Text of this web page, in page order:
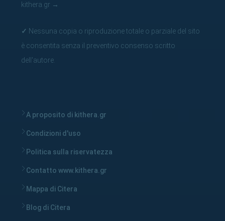
kithera.gr →
✓ Nessuna copia o riproduzione totale o parziale del sito
è consentita senza il preventivo consenso scritto
dell'autore.
A proposito di kithera.gr
Condizioni d'uso
Politica sulla riservatezza
Contatto www.kithera.gr
Mappa di Citera
Blog di Citera